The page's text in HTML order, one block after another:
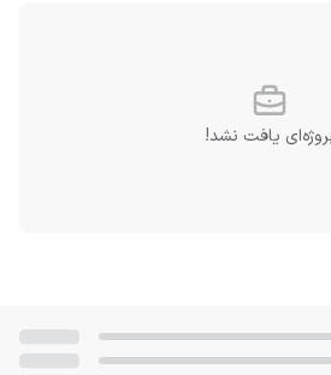
یافت نشد!